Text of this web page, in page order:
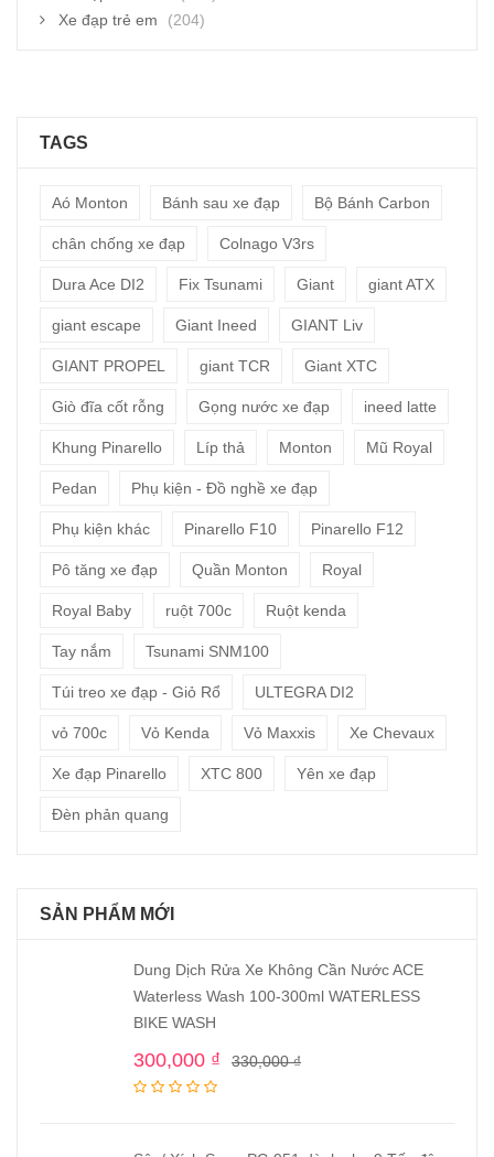
Xe đạp trẻ em
(204)
TAGS
Aó Monton Bánh sau xe đạp Bộ Bánh Carbon
chân chống xe đạp Colnago V3rs
Dura Ace DI2 Fix Tsunami Giant giant ATX
giant escape Giant Ineed GIANT Liv
GIANT PROPEL giant TCR Giant XTC
Giò đĩa cốt rỗng Gọng nước xe đạp ineed latte
Khung Pinarello Líp thả Monton Mũ Royal
Pedan Phụ kiện - Đồ nghề xe đạp
Phụ kiện khác Pinarello F10 Pinarello F12
Pô tăng xe đạp Quần Monton Royal
Royal Baby ruột 700c Ruột kenda
Tay nắm Tsunami SNM100
Túi treo xe đạp - Giỏ Rổ ULTEGRA DI2
vỏ 700c Vỏ Kenda Vỏ Maxxis Xe Chevaux
Xe đạp Pinarello XTC 800 Yên xe đạp
Đèn phản quang
SẢN PHẨM MỚI
Dung Dịch Rửa Xe Không Cần Nước ACE
Waterless Wash 100-300ml WATERLESS
BIKE WASH
330,000₫
300,000 ₫